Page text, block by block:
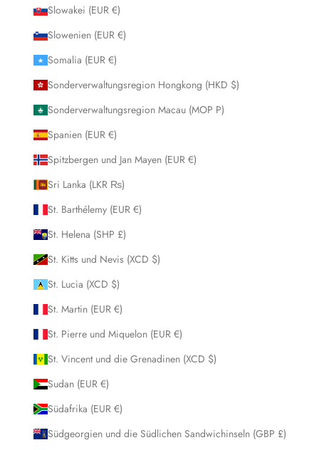
Slowakei (EUR €)
Slowenien (EUR €)
Somalia (EUR €)
Sonderverwaltungsregion Hongkong (HKD $)
Sonderverwaltungsregion Macau (MOP P)
Spanien (EUR €)
Spitzbergen und Jan Mayen (EUR €)
Sri Lanka (LKR ₨)
St. Barthélemy (EUR €)
St. Helena (SHP £)
St. Kitts und Nevis (XCD $)
St. Lucia (XCD $)
St. Martin (EUR €)
St. Pierre und Miquelon (EUR €)
St. Vincent und die Grenadinen (XCD $)
Sudan (EUR €)
Südafrika (EUR €)
Südgeorgien und die Südlichen Sandwichinseln (GBP £)